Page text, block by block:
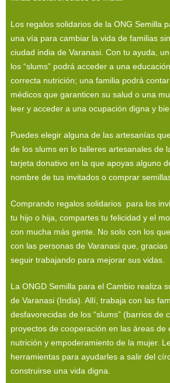
Los regalos solidarios de la ONG Semilla
una vía para cambiar la vida de familias
ciudad india de Varanasi. Con tu ayuda,
los “slums” podrá acceder a una
correcta nutrición; una familia podrá
médicos que garanticen su salud o una
leer y acceder a una ocupación digna y
Puedes elegir alguna de las artesanías
de los slums en lo talleres artesanales de
tarjeta donativo en la que apoyas alguno
nombre de tus invitados o comprar
Comprando regalos solidarios para los
tu hijo o hija, compartes tu felicidad y el
con mucha más gente. No solo con los
con las personas de Varanasi que,
seguir trabajando para mejorar sus vidas.
La ONGD Semilla para el Cambio realiza
de Varanasi (India). Allí, trabaja con las
desfavorecidas de los “slums” (barrios de
proyectos de cooperación en las áreas de
nutrición y empoderamiento de la mujer.
herramientas para ayudarles a salir del
construirse una vida digna.